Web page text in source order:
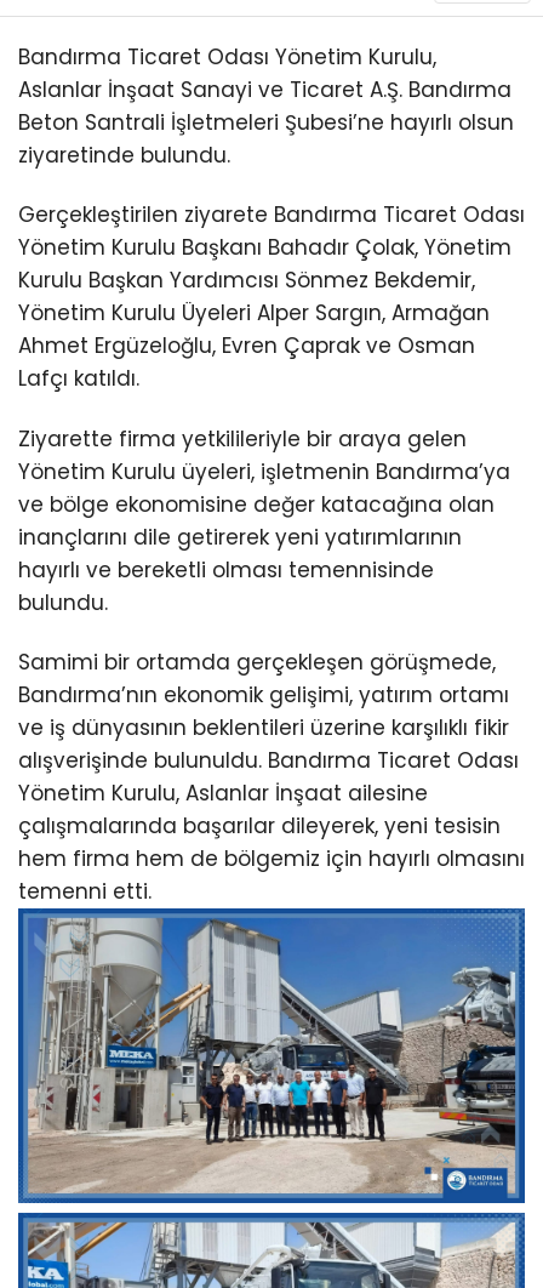
Bandırma Ticaret Odası Yönetim Kurulu,
Aslanlar İnşaat Sanayi ve Ticaret A.Ş. Bandırma
Beton Santrali İşletmeleri Şubesi’ne hayırlı olsun
ziyaretinde bulundu.
Gerçekleştirilen ziyarete Bandırma Ticaret Odası
Yönetim Kurulu Başkanı Bahadır Çolak, Yönetim
Kurulu Başkan Yardımcısı Sönmez Bekdemir,
Yönetim Kurulu Üyeleri Alper Sargın, Armağan
Ahmet Ergüzeloğlu, Evren Çaprak ve Osman
Lafçı katıldı.
Ziyarette firma yetkilileriyle bir araya gelen
Yönetim Kurulu üyeleri, işletmenin Bandırma’ya
ve bölge ekonomisine değer katacağına olan
inançlarını dile getirerek yeni yatırımlarının
hayırlı ve bereketli olması temennisinde
bulundu.
Samimi bir ortamda gerçekleşen görüşmede,
Bandırma’nın ekonomik gelişimi, yatırım ortamı
ve iş dünyasının beklentileri üzerine karşılıklı fikir
alışverişinde bulunuldu. Bandırma Ticaret Odası
Yönetim Kurulu, Aslanlar İnşaat ailesine
çalışmalarında başarılar dileyerek, yeni tesisin
hem firma hem de bölgemiz için hayırlı olmasını
temenni etti.